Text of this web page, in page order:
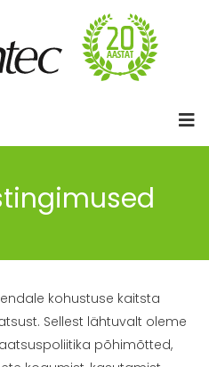
kohustuse kaitsta
Sellest lähtuvalt oleme
põhimõtted,